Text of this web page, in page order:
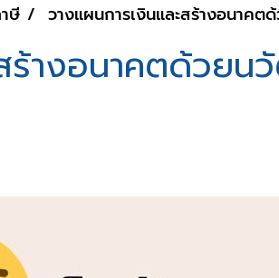
ษี วางแผนการเงินและสร้างอนาค
ร้างอนาคตด้วย